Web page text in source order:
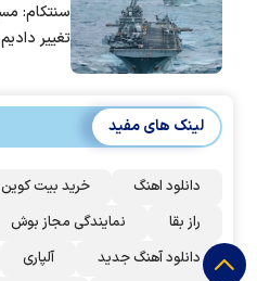
تغییر دادیم
لینک های مفید
دانلود اهنگ خرید بیت کوین
راز بقا
نمایندگی مجاز بوش
دانلود آهنگ جدید
آلپاری